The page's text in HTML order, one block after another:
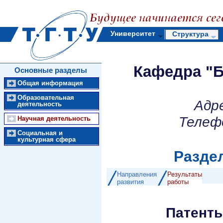
Университет Структура
Основные разделы
Общая информация
Образовательная
деятельность
Научная деятельность
Социальная и
культурная сфера
Кафедра
Направления
развития
Результаты
работы